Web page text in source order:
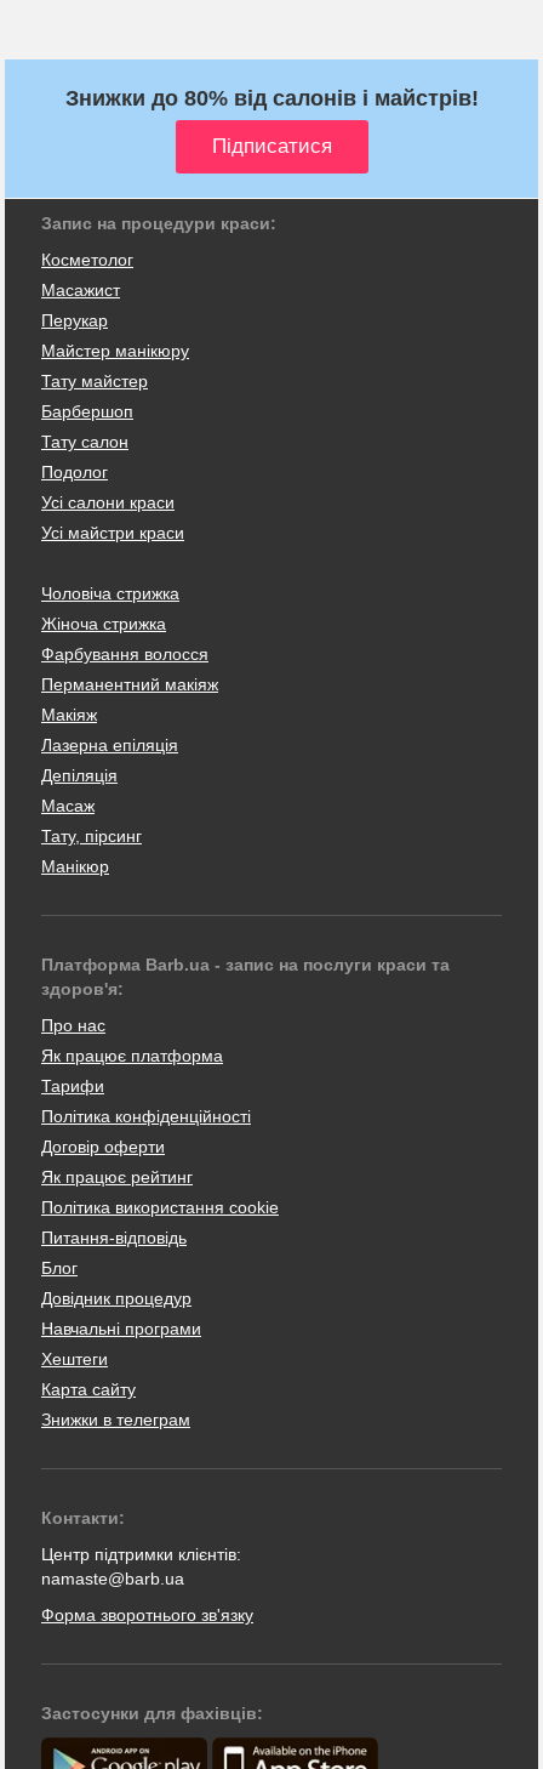
Знижки до 80% від салонів і майстрів!
Запис на процедури краси:
Косметолог
Масажист
Перукар
Майстер манікюру
Тату майстер
Барбершоп
Тату салон
Подолог
Усі салони краси
Усі майстри краси
Чоловіча стрижка
Жіноча стрижка
Фарбування волосся
Перманентний макіяж
Макіяж
Лазерна епіляція
Депіляція
Масаж
Тату, пірсинг
Манікюр
Платформа Barb.ua - запис на послуги краси та
здоров'я:
Про нас
Як працює платформа
Тарифи
Політика конфіденційності
Договір оферти
Як працює рейтинг
Політика використання cookie
Питання-відповідь
Блог
Довідник процедур
Навчальні програми
Хештеги
Карта сайту
Знижки в телеграм
Контакти:
Центр підтримки клієнтів:
namaste@barb.ua
Форма зворотнього зв'язку
Застосунки для фахівців: